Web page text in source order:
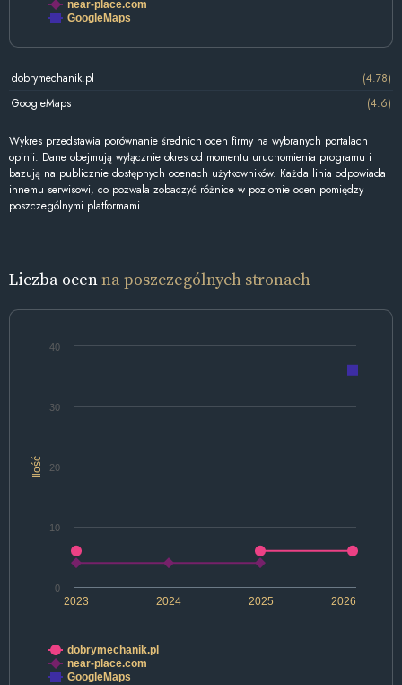
near-place.com
GoogleMaps
dobrymechanik.pl
(4.78)
GoogleMaps
(4.6)
Wykres przedstawia porównanie średnich ocen firmy na wybranych portalach
opinii. Dane obejmują wyłącznie okres od momentu uruchomienia programu i
bazują na publicznie dostępnych ocenach użytkowników. Każda linia odpowiada
innemu serwisowi, co pozwala zobaczyć różnice w poziomie ocen pomiędzy
poszczególnymi platformami.
Liczba ocenna poszczególnych stronach
Ilość
2024 2026
2023 2025
0
10
20
30
40
dobrymechanik.pl
near-place.com
GoogleMaps